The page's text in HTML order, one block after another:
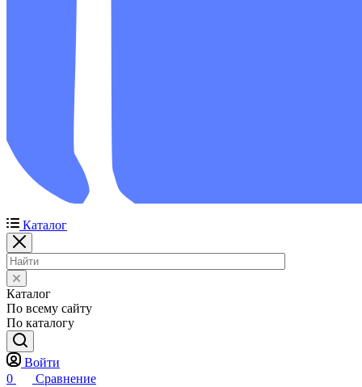
Каталог
Каталог
По всему сайту
По каталогу
Войти
0
Сравнение